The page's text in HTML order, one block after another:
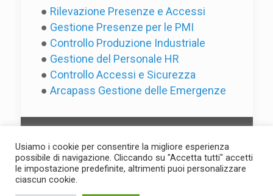
● Rilevazione Presenze e Accessi
● Gestione Presenze per le PMI
● Controllo Produzione Industriale
● Gestione del Personale HR
● Controllo Accessi e Sicurezza
● Arcapass Gestione delle Emergenze
(C) 2025 by Evotre s.r.l. - P.IVA
Usiamo i cookie per consentire la migliore esperienza
possibile di navigazione. Cliccando su "Accetta tutti" accetti
le impostazione predefinite, altrimenti puoi personalizzare
ciascun cookie.